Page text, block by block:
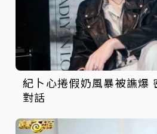
紀卜心捲假奶風暴被譙爆
對話